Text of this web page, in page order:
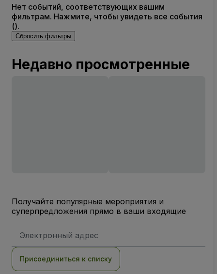
Нет событий, соответствующих вашим
фильтрам. Нажмите, чтобы увидеть все события
().
Сбросить фильтры
Недавно просмотренные
Получайте популярные мероприятия и
суперпредложения прямо в ваши входящие
электронной
Присоединиться к списку